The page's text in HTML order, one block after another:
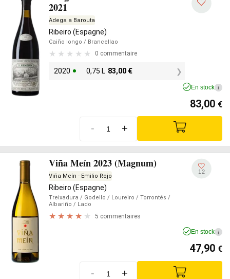
2021
Adega a Barouta
Ribeiro (Espagne)
Caiño longo / Brancellao
0 commentaire
2020 0,75 L 83,00 €
En stock i
83,00 €
- +
Viña Meín 2023 (Magnum)
Viña Meín - Emilio Rojo
Ribeiro (Espagne)
Treixadura / Godello / Loureiro / Torrontés /
Albariño / Lado
5 commentaires
12
En stock i
47,90 €
- +